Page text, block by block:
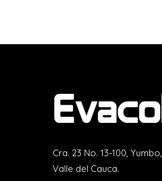
Cra. 23 No. 13-100, Yumbo,
Valle del Cauca.